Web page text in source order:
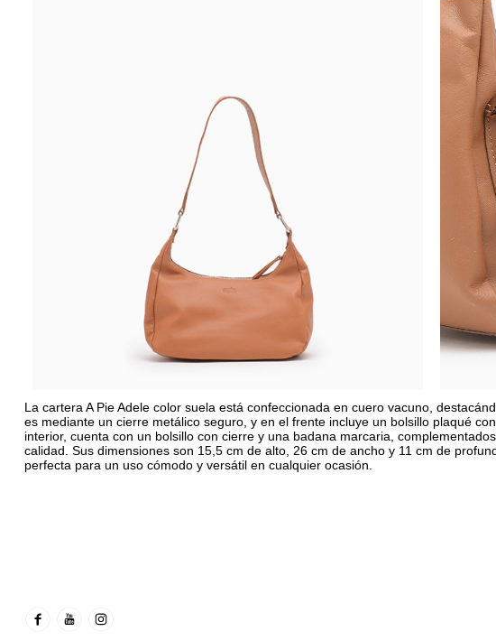
La cartera A Pie Adele color suela está confeccionada en cuero vacuno,
es mediante un cierre metálico seguro, y en el frente incluye un bolsillo plaqué
interior, cuenta con un bolsillo con cierre y una badana marcaria,
calidad. Sus dimensiones son 15,5 cm de alto, 26 cm de ancho y 11 cm de
perfecta para un uso cómodo y versátil en cualquier ocasión.